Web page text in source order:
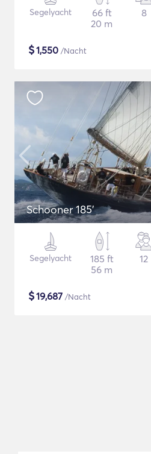
Segelyacht
66 ft
20 m
8
$1,550 /Nacht
Schooner 185'
Segelyacht
185 ft
56 m
12
$19,687 /Nacht